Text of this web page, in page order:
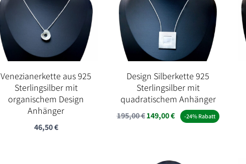
Venezianerkette aus 925
Sterlingsilber mit
organischem Design
Anhänger
46,50€
Design Silberkette 925
Sterlingsilber mit
quadratischem Anhänger
195,00€Ursprünglicher
149,00€Aktueller
-24% Rabatt